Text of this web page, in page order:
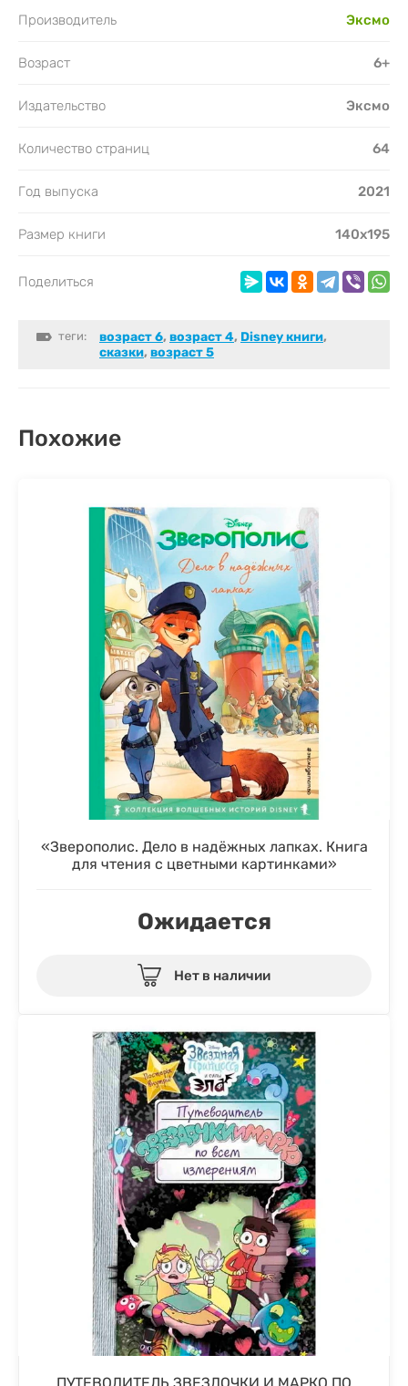
Производитель Эксмо
Возраст 6+
Издательство Эксмо
Количество страниц 64
Год выпуска 2021
Размер книги 140х195
Поделиться
теги: возраст 6, возраст 4, Disney книги,
сказки, возраст 5
Похожие
«Зверополис. Дело в надёжных лапках. Книга
для чтения с цветными картинками»
Ожидается
Нет в наличии